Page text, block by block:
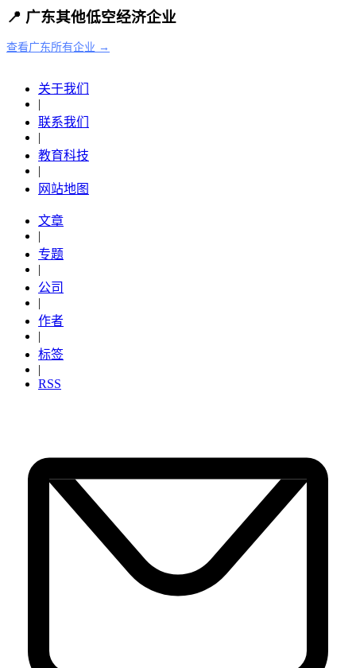
📍 广东其他低空经济企业
查看广东所有企业 →
关于我们
|
联系我们
|
教育科技
|
网站地图
文章
|
专题
|
公司
|
作者
|
标签
|
RSS